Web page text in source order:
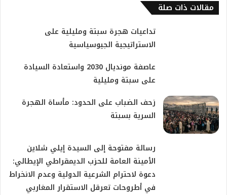
مقالات ذات صلة
تداعيات هجرة سبتة ومليلية على
الاستراتيجية الجيوسياسية
عاصفة مونديال 2030 واستعادة السيادة
على سبتة ومليلية
زحف الضباب على الحدود: مأساة الهجرة
السرية بسبتة
رسالة مفتوحة إلى السيدة إيلي شلاين
الأمينة العامة للحزب الديمقراطي الإيطالي:
دعوة لاحترام الشرعية الدولية وعدم الانخراط
في أطروحات تعرقل الاستقرار المغاربي